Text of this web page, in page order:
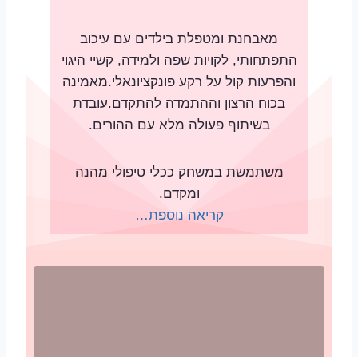
מאבחנת ומטפלת בילדים עם עיכוב
התפתחותי, לקויות שפה ולמידה, קשיי היגוי
והפרעות קול על רקע פונקציונאלי.מאמינה
בכוח הרצון וההתמדה להתקדם.עובדת
בשיתוף פעולה מלא עם ההורים.
משתמשת במשחק ככלי טיפולי מהנה
ומקדם.
קריאה נוספת…